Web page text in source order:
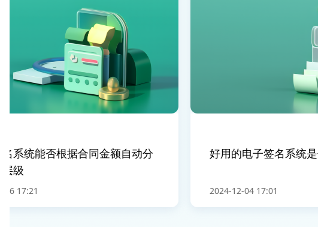
统能否根据合同金额自动分
好用的电子签名系统是什
2024-12-04 17:01